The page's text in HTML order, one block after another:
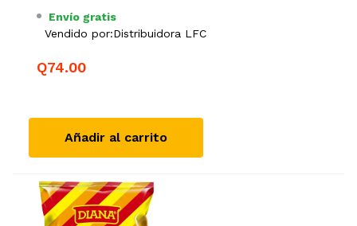
Envío gratis
Vendido por:Distribuidora LFC
Q74.00
Añadir al carrito